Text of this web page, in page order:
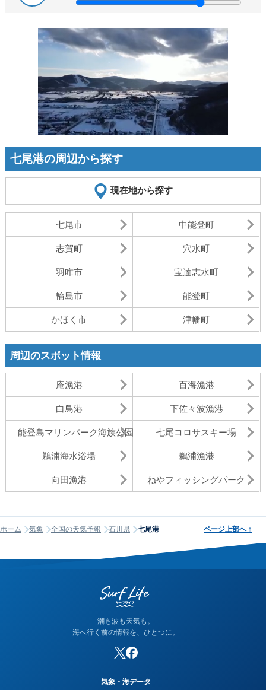
七尾港の周辺から探す
現在地から探す
七尾市 中能登町
志賀町 穴水町
羽咋市 宝達志水町
輪島市 能登町
かほく市 津幡町
周辺のスポット情報
庵漁港 百海漁港
白鳥港 下佐々波漁港
能登島マリンパーク海族公園 七尾コロサスキー場
鵜浦海水浴場 鵜浦漁港
向田漁港 ねやフィッシングパーク
ホーム 気象 全国の天気予報 石川県 七尾港 ページ上部へ ↑
潮も波も天気も。
海へ行く前の情報を、ひとつに。
気象・海データ